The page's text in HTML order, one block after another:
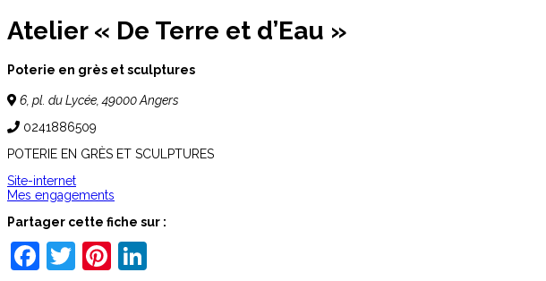
Atelier « De Terre et d’Eau »
Poterie en grès et sculptures
6, pl. du Lycée, 49000 Angers
0241886509
POTERIE EN GRÈS ET SCULPTURES
Site-internet
Mes engagements
Partager cette fiche sur :
Facebook
TwitterPinterest